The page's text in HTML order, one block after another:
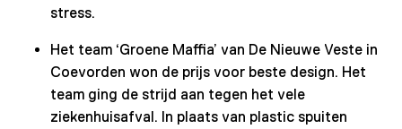
stress.
Het team ‘Groene Maffia’ van De Nieuwe Veste in
Coevorden won de prijs voor beste design. Het
team ging de strijd aan tegen het vele
ziekenhuisafval. In plaats van plastic spuiten